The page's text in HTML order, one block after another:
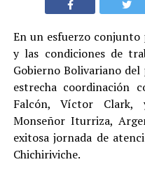
En un esfuerzo conjunto
y las condiciones de
Gobierno Bolivariano
estrecha coordinación
Falcón, Víctor
Monseñor Iturriza,
exitosa jornada de
Chichiriviche.